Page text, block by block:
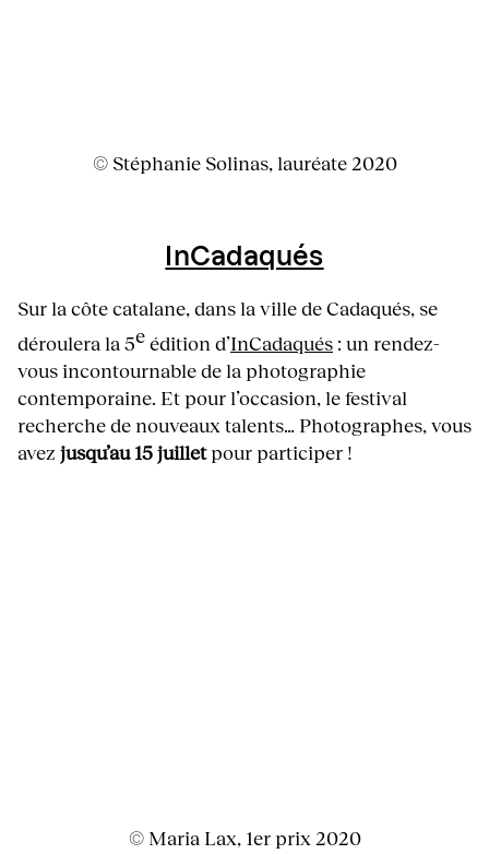
© Stéphanie Solinas, lauréate 2020
InCadaqués
Sur la côte catalane, dans la ville de Cadaqués, se
déroulera la 5eédition d’InCadaqués : un rendez-
vous incontournable de la photographie
contemporaine. Et pour l’occasion, le festival
recherche de nouveaux talents… Photographes, vous
avez jusqu’au 15 juilletpour participer !
© Maria Lax, 1er prix 2020